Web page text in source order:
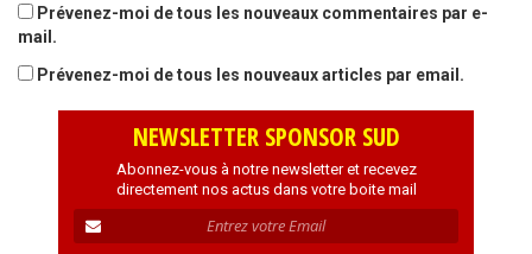
Prévenez-moi de tous les nouveaux commentaires par e-
mail.
Prévenez-moi de tous les nouveaux articles par email.
NEWSLETTER SPONSOR SUD
Abonnez-vous à notre newsletter et recevez
directement nos actus dans votre boite mail